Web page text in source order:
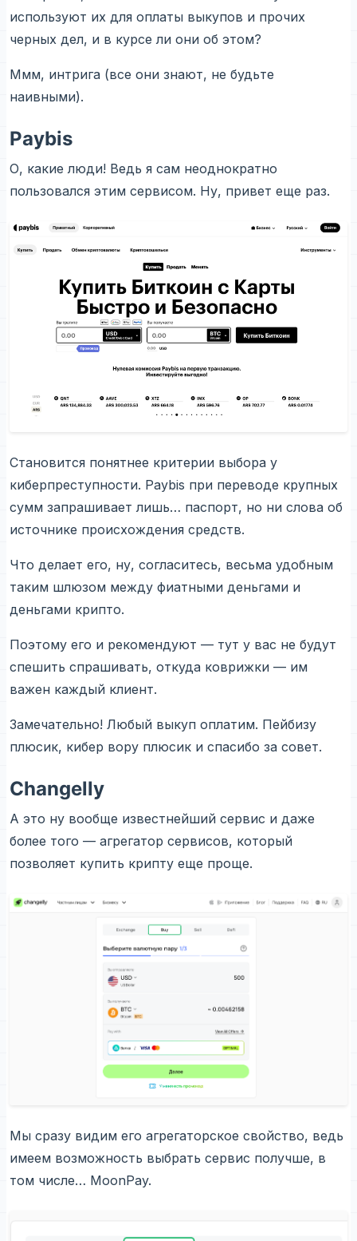
используют их для оплаты выкупов и прочих
черных дел, и в курсе ли они об этом?
Ммм, интрига (все они знают, не будьте
наивными).
Paybis
О, какие люди! Ведь я сам неоднократно
пользовался этим сервисом. Ну, привет еще раз.
Становится понятнее критерии выбора у
киберпреступности. Paybis при переводе крупных
сумм запрашивает лишь… паспорт, но ни слова об
источнике происхождения средств.
Что делает его, ну, согласитесь, весьма удобным
таким шлюзом между фиатными деньгами и
деньгами крипто.
Поэтому его и рекомендуют — тут у вас не будут
спешить спрашивать, откуда коврижки — им
важен каждый клиент.
Замечательно! Любый выкуп оплатим. Пейбизу
плюсик, кибер вору плюсик и спасибо за совет.
Changelly
А это ну вообще известнейший сервис и даже
более того — агрегатор сервисов, который
позволяет купить крипту еще проще.
Мы сразу видим его агрегаторское свойство, ведь
имеем возможность выбрать сервис получше, в
том числе… MoonPay.